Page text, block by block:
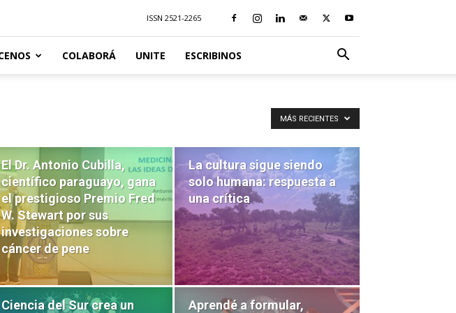
ISSN 2521-2265
COLABORÁ UNITE ESCRIBINOS
MÁS RECIENTES
El Dr. Antonio Cubilla,
científico paraguayo, gana
el prestigioso Premio Fred
W. Stewart por sus
investigaciones sobre
cáncer de pene
La cultura sigue siendo
solo humana: respuesta a
una crítica
Ciencia del Sur crea un
Aprendé a formular,